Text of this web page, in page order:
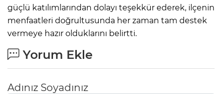
güçlü katılımlarından dolayı teşekkür ederek, ilçenin
menfaatleri doğrultusunda her zaman tam destek
vermeye hazır olduklarını belirtti.
Yorum Ekle
Adınız Soyadınız